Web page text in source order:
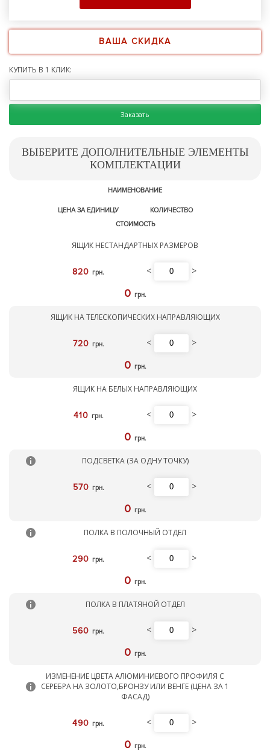
ВАША СКИДКА
КУПИТЬ В 1 КЛИК:
Заказать
ВЫБЕРИТЕ ДОПОЛНИТЕЛЬНЫЕ ЭЛЕМЕНТЫ
КОМПЛЕКТАЦИИ
НАИМЕНОВАНИЕ
ЦЕНА ЗА ЕДИНИЦУ
КОЛИЧЕСТВО
СТОИМОСТЬ
ЯЩИК НЕСТАНДАРТНЫХ РАЗМЕРОВ
820 грн. < >
0 грн.
ЯЩИК НА ТЕЛЕСКОПИЧЕСКИХ НАПРАВЛЯЮЩИХ
720 грн. < >
0 грн.
ЯЩИК НА БЕЛЫХ НАПРАВЛЯЮЩИХ
410 грн. < >
0 грн.
ПОДСВЕТКА (ЗА ОДНУ ТОЧКУ)
570 грн. < >
0 грн.
ПОЛКА В ПОЛОЧНЫЙ ОТДЕЛ
290 грн. < >
0 грн.
ПОЛКА В ПЛАТЯНОЙ ОТДЕЛ
560 грн. < >
0 грн.
ИЗМЕНЕНИЕ ЦВЕТА АЛЮМИНИЕВОГО ПРОФИЛЯ С
СЕРЕБРА НА ЗОЛОТО,БРОНЗУ ИЛИ ВЕНГЕ (ЦЕНА ЗА 1
ФАСАД)
490 грн. < >
0 грн.